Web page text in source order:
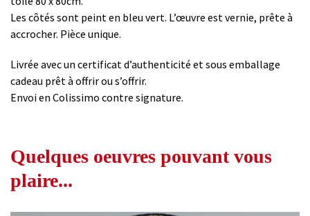
Les côtés sont peint en bleu vert. L’œuvre est vernie, prête à
accrocher. Pièce unique.
Livrée avec un certificat d’authenticité et sous emballage
cadeau prêt à offrir ou s’offrir.
Envoi en Colissimo contre signature.
Quelques oeuvres pouvant vous
plaire...